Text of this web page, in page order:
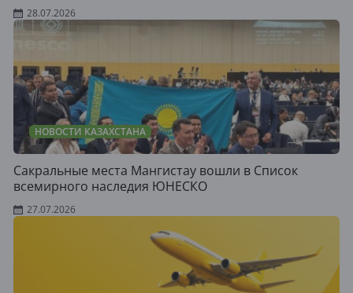
28.07.2026
НОВОСТИ КАЗАХСТАНА
Сакральные места Мангистау вошли в Список
всемирного наследия ЮНЕСКО
27.07.2026